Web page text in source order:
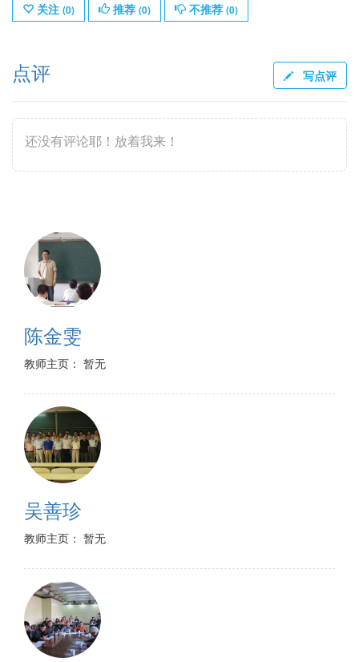
关注 (0) 推荐 (0) 不推荐 (0)
点评 写点评
还没有评论耶！放着我来！
陈金雯
教师主页： 暂无
吴善珍
教师主页： 暂无